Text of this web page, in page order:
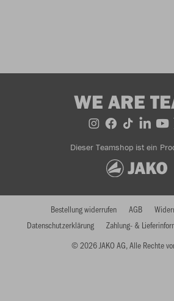
WE ARE
Dieser Teamshop ist ein
© 2026 JAKO AG, Alle Rechte
Bestellung widerrufen AGB
Datenschutzerklärung
Zahlung- &